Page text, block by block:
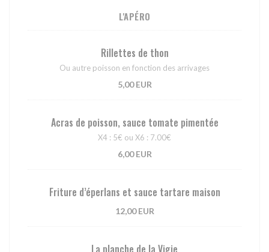
L'APÉRO
Rillettes de thon
Ou autre poisson en fonction des arrivages
5,00 EUR
Acras de poisson, sauce tomate pimentée
X4 : 5€ ou X6 : 7.00€
6,00 EUR
Friture d’éperlans et sauce tartare maison
12,00 EUR
La planche de la Vigie